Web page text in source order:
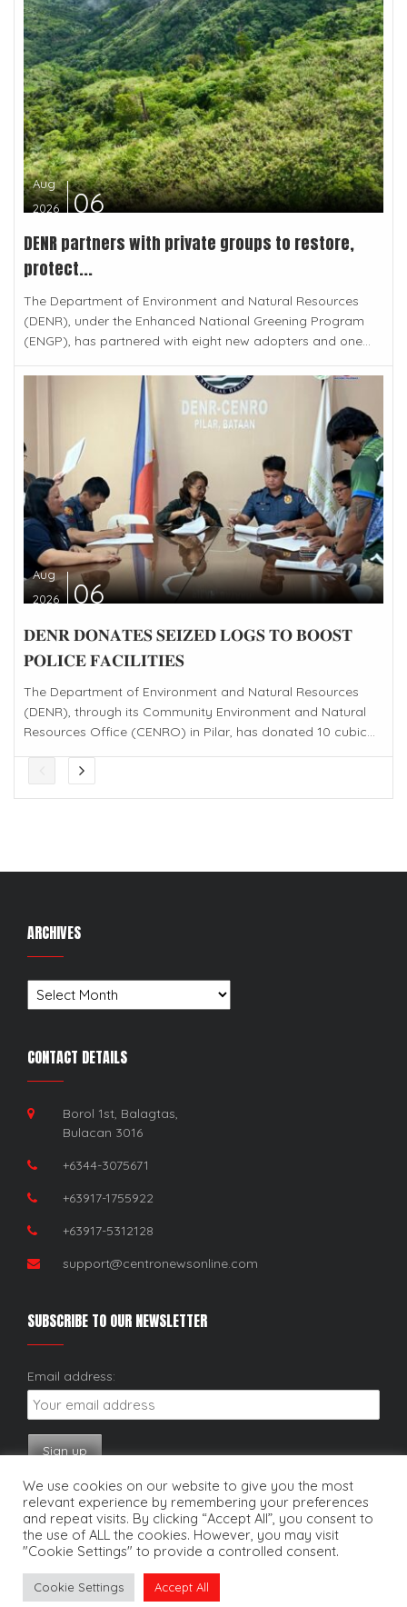
Aug
2026
06
DENR partners with private groups to restore,
protect...
The Department of Environment and Natural Resources
(DENR), under the Enhanced National Greening Program
(ENGP), has partnered with eight new adopters and one...
Aug
2026
06
𝐃𝐄𝐍𝐑 𝐃𝐎𝐍𝐀𝐓𝐄𝐒 𝐒𝐄𝐈𝐙𝐄𝐃 𝐋𝐎𝐆𝐒 𝐓𝐎 𝐁𝐎𝐎𝐒𝐓
𝐏𝐎𝐋𝐈𝐂𝐄 𝐅𝐀𝐂𝐈𝐋𝐈𝐓𝐈𝐄𝐒
The Department of Environment and Natural Resources
(DENR), through its Community Environment and Natural
Resources Office (CENRO) in Pilar, has donated 10 cubic...
ARCHIVES
Archives
CONTACT DETAILS
Borol 1st, Balagtas,
Bulacan 3016
+6344-3075671
+63917-1755922
+63917-5312128
support@centronewsonline.com
SUBSCRIBE TO OUR NEWSLETTER
Email address:
Copyright © 2025. Centro News Online. All rights reserved.
We use cookies on our website to give you the most
relevant experience by remembering your preferences
and repeat visits. By clicking “Accept All”, you consent to
the use of ALL the cookies. However, you may visit
"Cookie Settings" to provide a controlled consent.
Cookie Settings Accept All